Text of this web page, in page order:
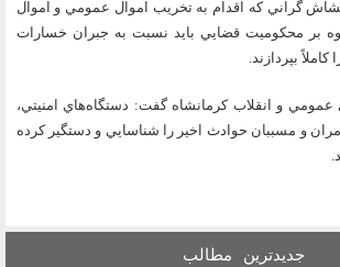
گراني كه اقدام به تخريب اموال عمومي و اموال
بر محكوميت قضايي بايد نسبت به جبران خسارات
بپردازند.
عمومي و انقلاب كرمانشاه گفت: دستگاه‌هاي امنيتي،
و مسببان حوادث اخير را شناسايي و دستگير كرده
جدیدترین مطالب